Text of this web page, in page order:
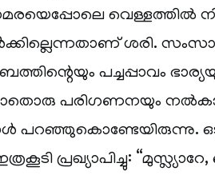
വെള്ളത്തില്‍
ശരി.
പച്ചപ്പാവം
പരിഗണനയും
പറഞ്ഞുകൊണ്ടേയിരുന്നു.
പ്രഖ്യാപിച്ചു: